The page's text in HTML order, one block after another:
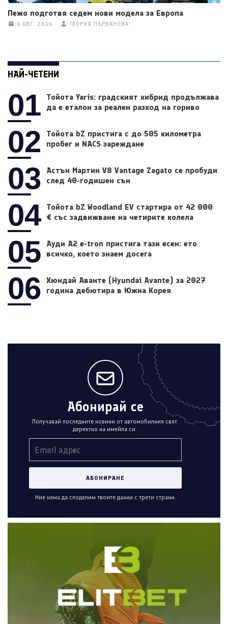
Пежо подготвя седем нови модела за Европа
6 АВГ. 2026 ГЛОРИЯ ПЪРВАНОВА
НАЙ-ЧЕТЕНИ
01
Тойота Yaris: градският хибрид продължава
да е еталон за реален разход на гориво
02
Тойота bZ пристига с до 505 километра
пробег и NACS зареждане
03
Астън Мартин V8 Vantage Zagato се пробуди
след 40-годишен сън
04 Тойота bZ Woodland EV стартира от 42 000
€ със задвижване на четирите колела
05
Ауди A2 e-tron пристига тази есен: ето
всичко, което знаем досега
06
Хюндай Аванте (Hyundai Avante) за 2027
година дебютира в Южна Корея
Абонирай се
Получавай последните новини от автомобилния свят
деректно на имейла си.
Ние няма да споделим твоите данни с трети страни.